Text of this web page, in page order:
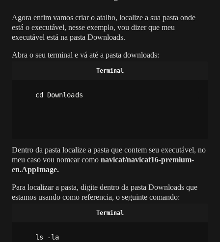
Agora enfim vamos criar o atalho, localize a sua pasta onde
está o executável, nesse exemplo, vou dizer que meu
executável está na pasta Downloads.
Abra o seu terminal e vá até a pasta downloads:
cd Downloads
Dentro da pasta localize a pasta que contem seu executável, no
meu caso vou nomear como navicat/navicat16-premium-
en.AppImage.
Para localizar a pasta, digite dentro da pasta Downloads que
estamos usando como referencia, o seguinte comando:
ls -la